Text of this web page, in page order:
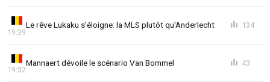
Le rêve Lukaku s'éloigne: la MLS plutôt qu'Anderlecht
19:39
134
Mannaert dévoile le scénario Van Bommel
19:32
43